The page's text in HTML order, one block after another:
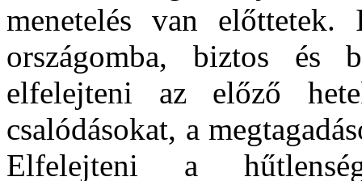
menetelés van
országomba, biztos és
elfelejteni az előző
csalódásokat, a
Elfelejteni a